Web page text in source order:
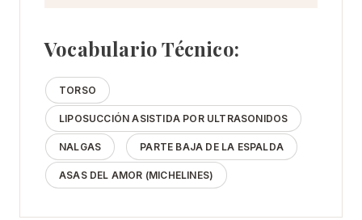
Vocabulario Técnico:
TORSO
LIPOSUCCIÓN ASISTIDA POR ULTRASONIDOS
NALGAS PARTE BAJA DE LA ESPALDA
ASAS DEL AMOR (MICHELINES)